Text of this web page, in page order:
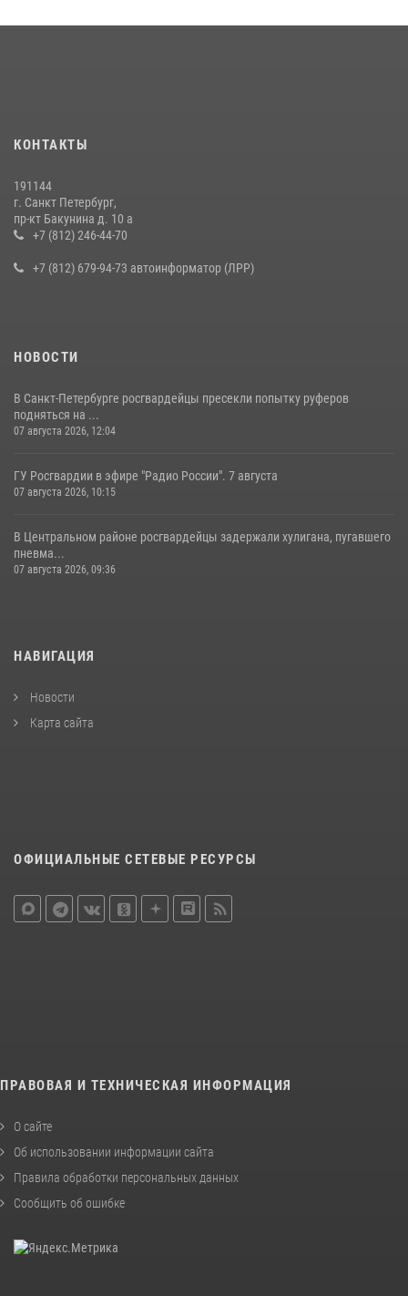
на III Международном петербургском цифровом форуме
В Ленобласти сотрудники Росгвардии провели встречу с
воспитанниками детского клуба «Умные каникулы»
КОНТАКТЫ
191144
г. Санкт Петербург,
пр-кт Бакунина д. 10 а
+7 (812) 246-44-70
+7 (812) 679-94-73 автоинформатор (ЛРР)
НОВОСТИ
В Санкт-Петербурге росгвардейцы пресекли попытку руферов
подняться на ...
07 августа 2026, 12:04
ГУ Росгвардии в эфире "Радио России". 7 августа
07 августа 2026, 10:15
В Центральном районе росгвардейцы задержали хулигана, пугавшего
пневма...
07 августа 2026, 09:36
НАВИГАЦИЯ
Новости
Карта сайта
ОФИЦИАЛЬНЫЕ СЕТЕВЫЕ РЕСУРСЫ
ПРАВОВАЯ И ТЕХНИЧЕСКАЯ ИНФОРМАЦИЯ
О сайте
Об использовании информации сайта
Правила обработки персональных данных
Сообщить об ошибке